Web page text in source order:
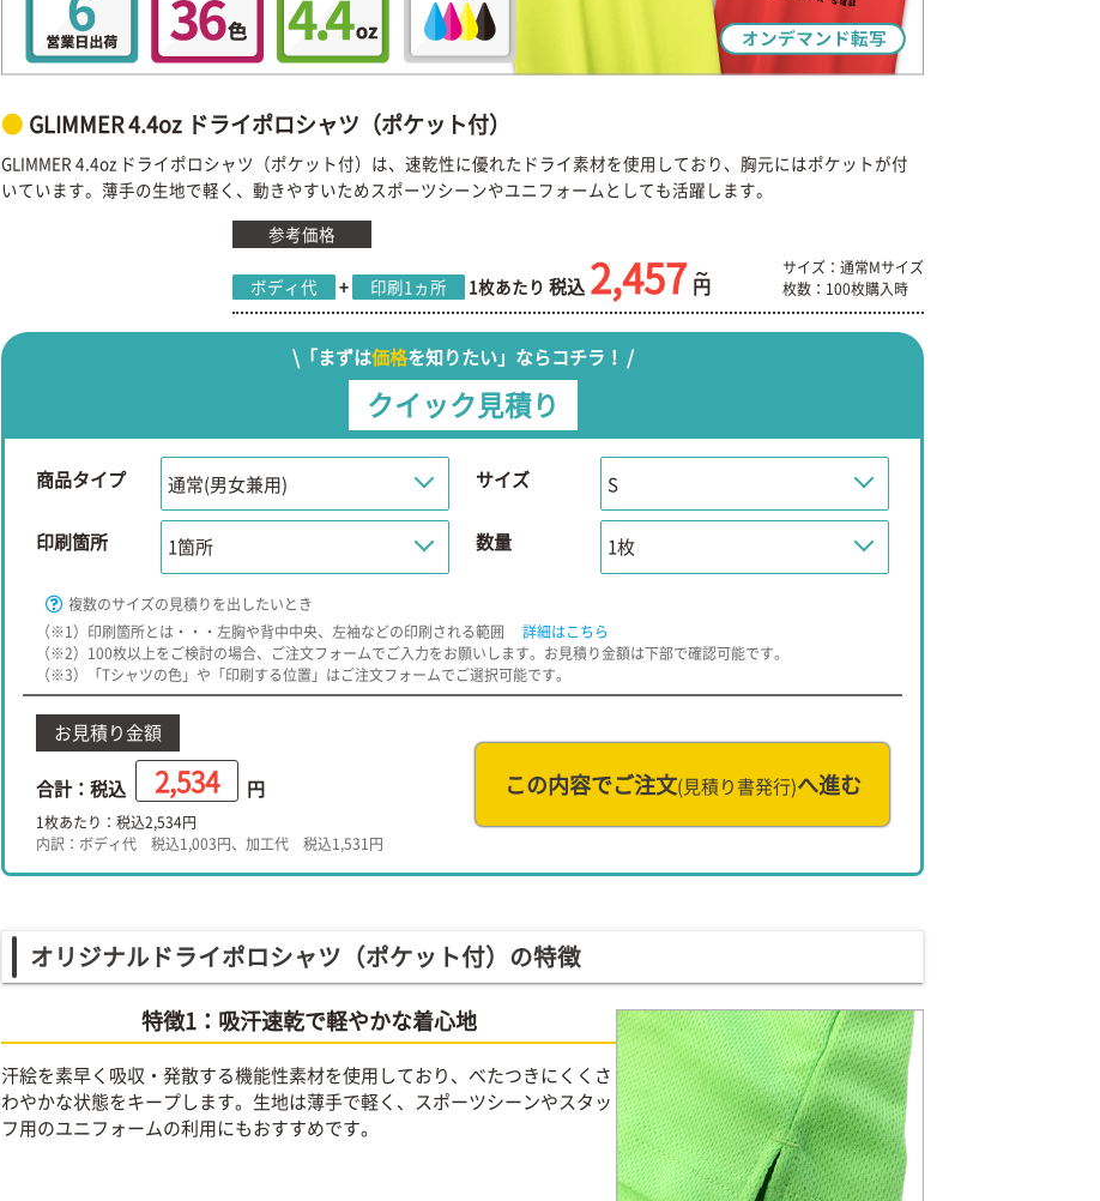
GLIMMER 4.4oz ドライポロシャツ（ポケット付）
GLIMMER 4.4oz ドライポロシャツ（ポケット付）は、速乾性に優れたドライ素材を使用しており、胸元にはポケットが付
いています。薄手の生地で軽く、動きやすいためスポーツシーンやユニフォームとしても活躍します。
参考価格
ボディ代 + 印刷1ヵ所 1枚あたり 税込 2,457 円
サイズ：通常Mサイズ
枚数：100枚購入時
\「まずは価格を知りたい」ならコチラ！ /
クイック見積り
商品タイプ サイズ
印刷箇所 数量
複数のサイズの見積りを出したいとき
（※1）印刷箇所とは・・・左胸や背中中央、左袖などの印刷される範囲詳細はこちら
（※2）100枚以上をご検討の場合、ご注文フォームでご入力をお願いします。お見積り金額は下部で確認可能です。
（※3）「Tシャツの色」や「印刷する位置」はご注文フォームでご選択可能です。
お見積り金額
合計：税込 2,534 円
1枚あたり：税込2,534円
内訳：ボディ代 税込1,003円、加工代 税込1,531円
この内容でご注文(見積り書発行)へ進む
オリジナルドライポロシャツ（ポケット付）の特徴
特徴1：吸汗速乾で軽やかな着心地
汗絵を素早く吸収・発散する機能性素材を使用しており、べたつきにくくさ
わやかな状態をキープします。生地は薄手で軽く、スポーツシーンやスタッ
フ用のユニフォームの利用にもおすすめです。